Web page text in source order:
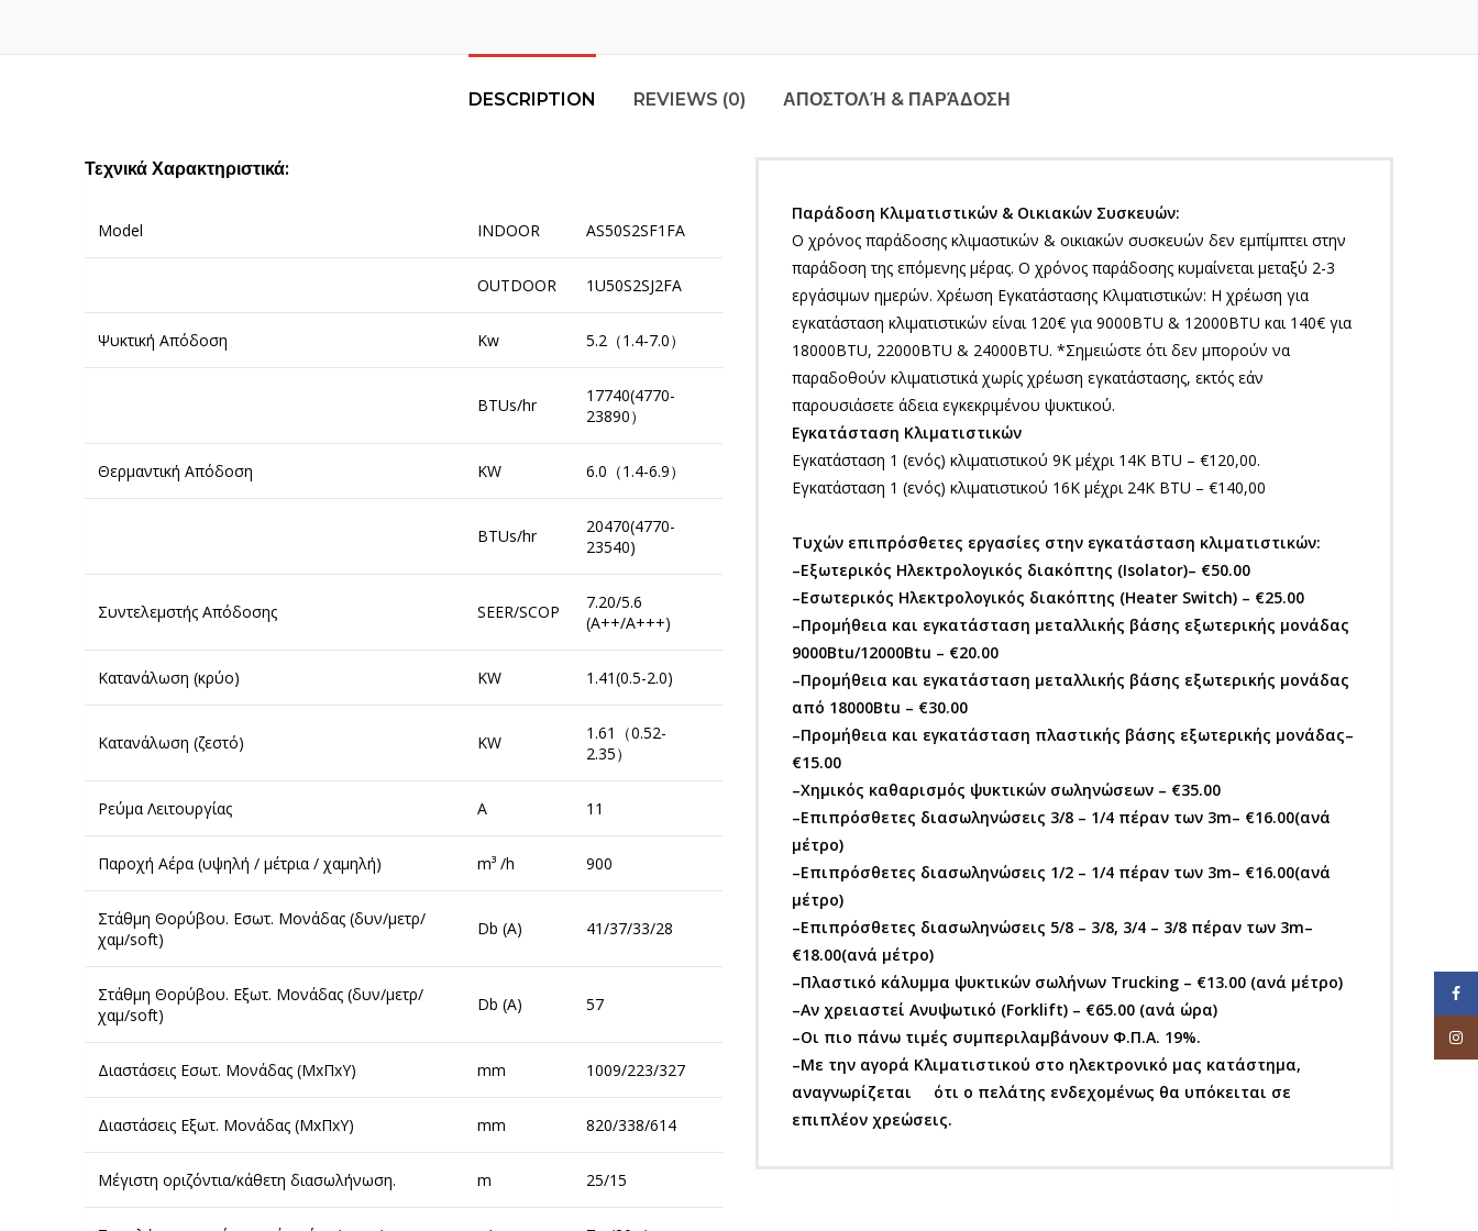
DESCRIPTION REVIEWS (0) ΑΠΟΣΤΟΛΉ & ΠΑΡΆΔΟΣΗ
Τεχνικά Χαρακτηριστικά:
Model INDOOR AS50S2SF1FA
OUTDOOR 1U50S2SJ2FA
Ψυκτική Απόδοση Κw 5.2（1.4-7.0）
BTUs/hr
17740(4770-
23890）
Θερμαντική Απόδοση ΚW 6.0（1.4-6.9）
BTUs/hr
20470(4770-
23540)
Συντελεμστής Απόδοσης SEER/SCOP
7.20/5.6
(A++/A+++)
Κατανάλωση (κρύο) ΚW 1.41(0.5-2.0)
Κατανάλωση (ζεστό) ΚW
1.61（0.52-
2.35）
Ρεύμα Λειτουργίας A 11
Παροχή Αέρα (υψηλή / μέτρια / χαμηλή) m³ /h 900
Στάθμη Θορύβου. Εσωτ. Μονάδας (δυν/μετρ/
χαμ/soft)
Db (A) 41/37/33/28
Στάθμη Θορύβου. Εξωτ. Μονάδας (δυν/μετρ/
χαμ/soft)
Db (A) 57
Διαστάσεις Εσωτ. Μονάδας (ΜxΠxΥ) mm 1009/223/327
Διαστάσεις Εξωτ. Μονάδας (ΜxΠxΥ) mm 820/338/614
Μέγιστη οριζόντια/κάθετη διασωλήνωση. m 25/15
Παράδοση Κλιματιστικών & Oικιακών Συσκευών:
Ο χρόνος παράδοσης κλιμαστικών & οικιακών συσκευών δεν εμπίμπτει στην
παράδοση της επόμενης μέρας. Ο χρόνος παράδοσης κυμαίνεται μεταξύ 2-3
εργάσιμων ημερών. Χρέωση Εγκατάστασης Κλιματιστικών: Η χρέωση για
εγκατάσταση κλιματιστικών είναι 120€ για 9000BTU & 12000BTU και 140€ για
18000BTU, 22000BTU & 24000BTU. *Σημειώστε ότι δεν μπορούν να
παραδοθούν κλιματιστικά χωρίς χρέωση εγκατάστασης, εκτός εάν
παρουσιάσετε άδεια εγκεκριμένου ψυκτικού.
Εγκατάσταση Κλιματιστικών
Εγκατάσταση 1 (ενός) κλιματιστικού 9Κ μέχρι 14Κ BTU – €120,00.
Εγκατάσταση 1 (ενός) κλιματιστικού 16Κ μέχρι 24Κ BTU – €140,00
Tυχών επιπρόσθετες εργασίες στην εγκατάσταση κλιματιστικών:
–Εξωτερικός Ηλεκτρολογικός διακόπτης (Isolator)– €50.00
–Εσωτερικός Ηλεκτρολογικός διακόπτης (Heater Switch) – €25.00
–Προμήθεια και εγκατάσταση μεταλλικής βάσης εξωτερικής μονάδας
9000Btu/12000Btu – €20.00
–Προμήθεια και εγκατάσταση μεταλλικής βάσης εξωτερικής μονάδας
από 18000Btu – €30.00
–Προμήθεια και εγκατάσταση πλαστικής βάσης εξωτερικής μονάδας–
€15.00
–Χημικός καθαρισμός ψυκτικών σωληνώσεων – €35.00
–Επιπρόσθετες διασωληνώσεις 3/8 – 1/4 πέραν των 3m– €16.00(ανά
μέτρο)
–Επιπρόσθετες διασωληνώσεις 1/2 – 1/4 πέραν των 3m– €16.00(ανά
μέτρο)
–Επιπρόσθετες διασωληνώσεις 5/8 – 3/8, 3/4 – 3/8 πέραν των 3m–
€18.00(ανά μέτρο)
–Πλαστικό κάλυμμα ψυκτικών σωλήνων Trucking – €13.00 (ανά μέτρο)
–Αν χρειαστεί Ανυψωτικό (Forklift) – €65.00 (ανά ώρα)
–Οι πιο πάνω τιμές συμπεριλαμβάνουν Φ.Π.Α. 19%.
–Με την αγορά Κλιματιστικού στο ηλεκτρονικό μας κατάστημα,
αναγνωρίζεται ότι ο πελάτης ενδεχομένως θα υπόκειται σε
επιπλέον χρεώσεις.